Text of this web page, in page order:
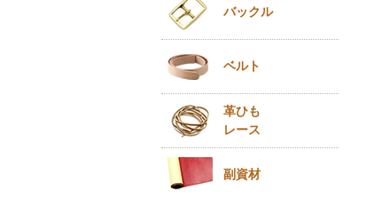
バックル
ベルト
革ひも
レース
副資材